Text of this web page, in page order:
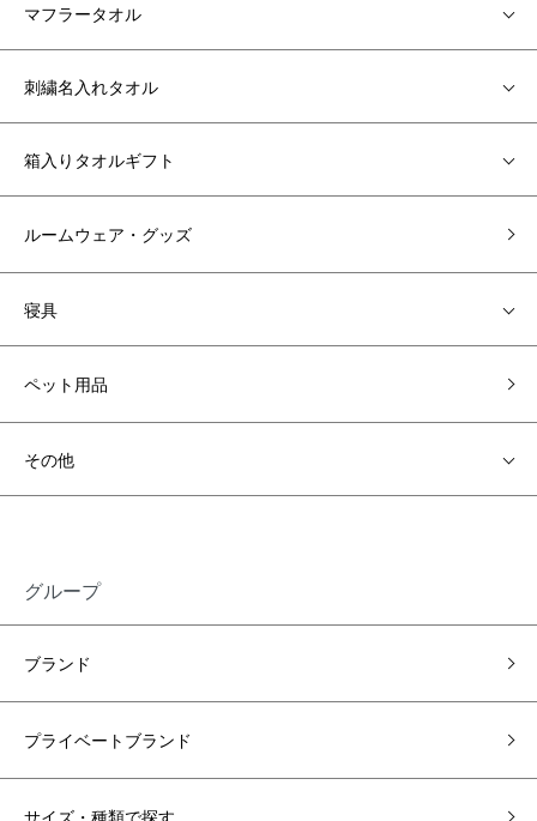
マフラータオル
刺繍名入れタオル
箱入りタオルギフト
ルームウェア・グッズ
寝具
ペット用品
その他
グループ
ブランド
プライベートブランド
サイズ・種類で探す